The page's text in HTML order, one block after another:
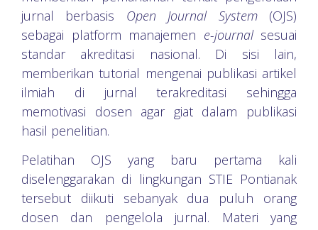
jurnal berbasis Open Journal System(OJS)
sebagai platform manajemen e-journalsesuai
standar akreditasi nasional. Di sisi lain,
memberikan tutorial mengenai publikasi artikel
ilmiah di jurnal terakreditasi sehingga
memotivasi dosen agar giat dalam publikasi
hasil penelitian.
Pelatihan OJS yang baru pertama kali
diselenggarakan di lingkungan STIE Pontianak
tersebut diikuti sebanyak dua puluh orang
dosen dan pengelola jurnal. Materi yang